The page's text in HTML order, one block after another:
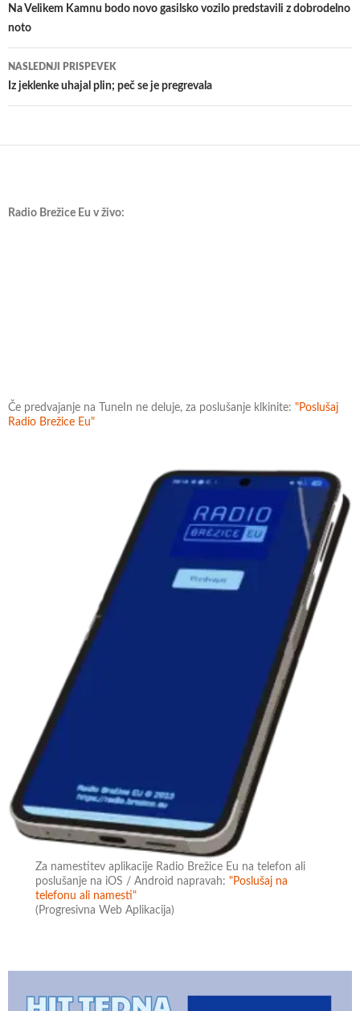
po
Na Velikem Kamnu bodo novo gasilsko vozilo predstavili z dobrodelno
noto
NASLEDNJI PRISPEVEK
Iz jeklenke uhajal plin; peč se je pregrevala
Radio Brežice Eu v živo:
Če predvajanje na TuneIn ne deluje, za poslušanje klkinite: "Poslušaj
Radio Brežice Eu"
Za namestitev aplikacije Radio Brežice Eu na telefon ali
poslušanje na iOS / Android napravah:"Poslušaj na
telefonu ali namesti"
(Progresivna Web Aplikacija)